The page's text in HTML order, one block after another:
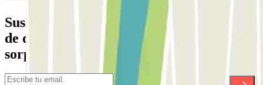
Suscríbete a nuestra newsletter y entérate
de descuentos, sorteos y otras muchas
sorpresas.